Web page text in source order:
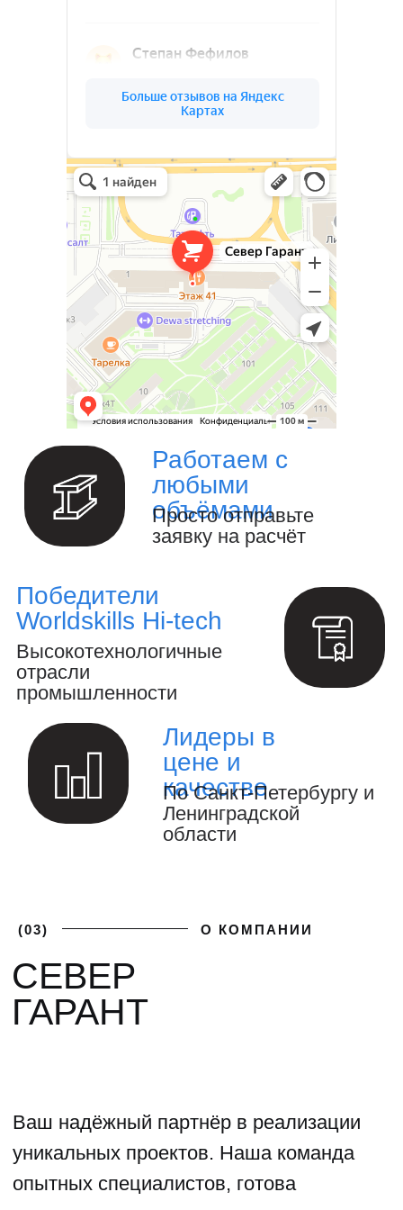
Север Гарант Групп
Металлоконструкции в Санкт‑Петербурге
Металлообработка в Санкт‑Петербурге
Ваш надёжный партнёр в реализации
уникальных проектов. Наша команда
опытных специалистов, готова
воплотить в жизнь самые смелые идеи
и проекты. Мы предлагаем широкий
спектр услуг по проектированию и
изготовлению металлоконструкций и
изделий любой сложности под ключ.
Изготовление металлоизделий и
металлоконструкций.
Полный цикл обработки металла и
металлоизделий
Производство инженерных расчётов
и анализ конструкций.
Осуществление авторского надзора
за реализацией проекта.
ГАЛЕРЕЯ НАШИХ
РАБОТ
(04)